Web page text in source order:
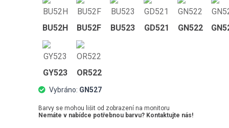
BU52H BU52F BU523 GD521 GN522
GY523 OR522
Vybráno: GN527
Barvy se mohou lišit od zobrazení na monitoru
Nemáte v nabídce potřebnou barvu? Kontaktujte nás!